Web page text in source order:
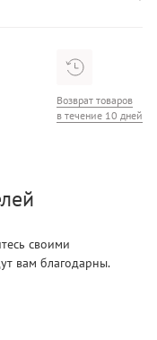
Возврат товаров
в течение 10 дней
своими
вам благодарны.